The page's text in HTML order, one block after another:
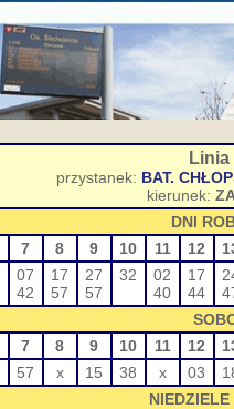
Linia
przystanek: BAT.
kierunek:
DNI
7 8 9 10 11 12
07
42
17
57
27
57
32
02
40
17
44
7 8 9 10 11 12
57 x 15 38 x 03
NIEDZIELE